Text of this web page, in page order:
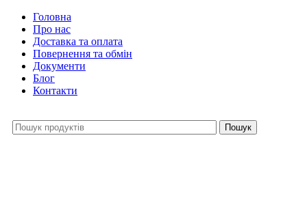
Головна
Про нас
Доставка та оплата
Повернення та обмін
Документи
Блог
Контакти
Пошук